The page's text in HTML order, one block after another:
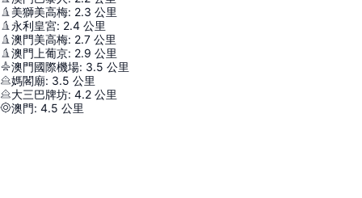
美獅美高梅: 2.3 公里
永利皇宮: 2.4 公里
澳門美高梅: 2.7 公里
澳門上葡京: 2.9 公里
澳門國際機場: 3.5 公里
媽閣廟: 3.5 公里
大三巴牌坊: 4.2 公里
澳門: 4.5 公里